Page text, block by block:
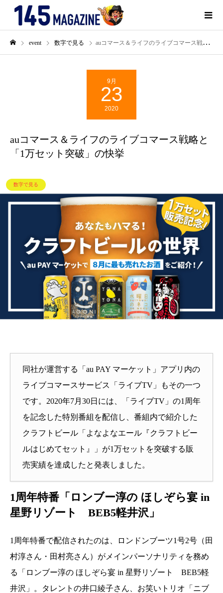
event 数字で見る auコマース＆ライフのライブコマース戦略と「1万セット突破」の快挙
9月
23
2020
auコマース＆ライフのライブコマース戦略と
「1万セット突破」の快挙
数字で見る
同社が運営する「au PAY マーケット」アプリ内の
ライブコマースサービス「ライブTV」もその一つ
です。2020年7月30日には、「ライブTV」の1周年
を記念した特別番組を配信し、番組内で紹介した
クラフトビール「よなよなエール『クラフトビー
ルはじめてセット』」が1万セットを突破する販
売実績を達成したと発表しました。
1周年特番「ロンブー淳の ほしぞら宴 in
星野リゾート BEB5軽井沢」
1周年特番で配信されたのは、ロンドンブーツ1号2号（田
村淳さん・田村亮さん）がメインパーソナリティを務め
る「ロンブー淳の ほしぞら宴 in 星野リゾート BEB5軽
井沢」。タレントの井口綾子さん、お笑いトリオ「ニブ